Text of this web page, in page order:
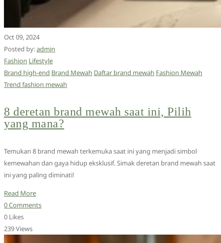
Oct 09, 2024
Posted by:admin
Fashion Lifestyle
Brand high-end Brand Mewah Daftar brand mewah Fashion Mewah
Trend fashion mewah
8 deretan brand mewah saat ini, Pilih
yang mana?
Temukan 8 brand mewah terkemuka saat ini yang menjadi simbol
kemewahan dan gaya hidup eksklusif. Simak deretan brand mewah saat
ini yang paling diminati!
Read More
0 Comments
0 Likes
239 Views